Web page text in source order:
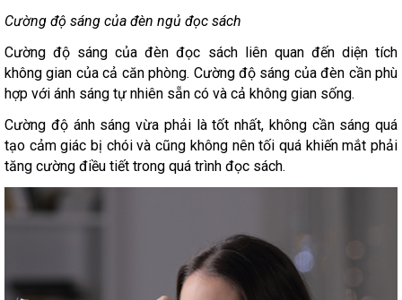
Cường độ sáng của đèn ngủ đọc sách
Cường độ sáng của đèn đọc sách liên quan đến diện tích
không gian của cả căn phòng. Cường độ sáng của đèn cần phù
hợp với ánh sáng tự nhiên sẵn có và cả không gian sống.
Cường độ ánh sáng vừa phải là tốt nhất, không cần sáng quá
tạo cảm giác bị chói và cũng không nên tối quá khiến mắt phải
tăng cường điều tiết trong quá trình đọc sách.